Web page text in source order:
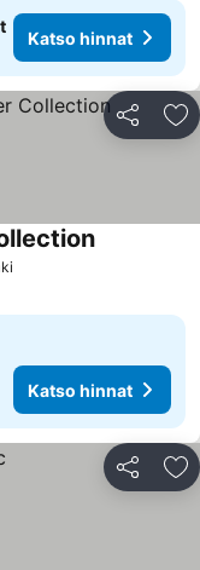
Katso hinnat
Jaa
Katso
Katso hinnat
Jaa